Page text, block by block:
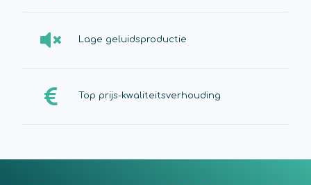
Lage geluidsproductie
Top prijs-kwaliteitsverhouding